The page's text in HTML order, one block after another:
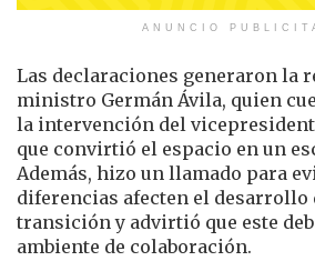
ANUNCIO
Las declaraciones generaron la
ministro Germán Ávila, quien
la intervención del
que convirtió el espacio en un
Además, hizo un llamado para
diferencias afecten el desarrollo
transición y advirtió que este
ambiente de colaboración.